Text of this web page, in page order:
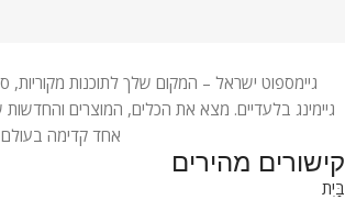
גיימספוט ישראל – המקום שלך לתוכנות מקוריות,
גיימינג בלעדיים. מצא את הכלים, המוצרים
אחד קדימה בעולם
קישורים מהירים
בַּיִת